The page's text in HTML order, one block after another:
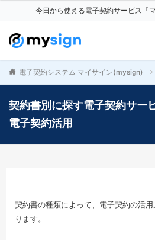
今日から使える電子契約サービス「
電子契約システム マイサイン(mysign)
契約書別に探す電子契約サー
電子契約活用
契約書の種類によって、電子契約の活
ります。